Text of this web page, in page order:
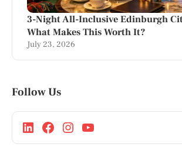
3-Night All-Inclusive Edinburgh
What Makes This Worth It?
July 23, 2026
Follow Us